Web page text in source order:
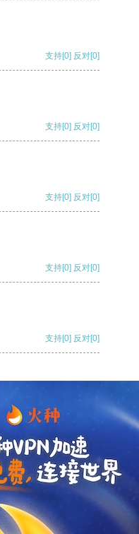
支持[0] 反对[0]
支持[0] 反对[0]
支持[0] 反对[0]
支持[0] 反对[0]
支持[0] 反对[0]
支持
支持[0] 反对[0]